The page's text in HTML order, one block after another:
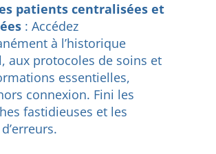
patients centralisées et
: Accédez
à l’historique
aux protocoles de soins et
essentielles,
connexion. Fini les
fastidieuses et les